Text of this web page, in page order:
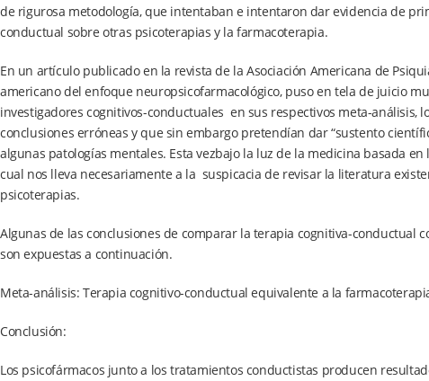
de rigurosa metodología, que intentaban e intentaron dar evidencia de
conductual sobre otras psicoterapias y la farmacoterapia.
En un artículo publicado en la revista de la Asociación Americana de
americano del enfoque neuropsicofarmacológico, puso en tela de juicio
investigadores cognitivos-conductuales en sus respectivos meta-análisis,
conclusiones erróneas y que sin embargo pretendían dar “sustento
algunas patologías mentales. Esta vezbajo la luz de la medicina basada
cual nos lleva necesariamente a la suspicacia de revisar la literatura
psicoterapias.
Algunas de las conclusiones de comparar la terapia cognitiva-conductual
son expuestas a continuación.
Meta-análisis: Terapia cognitivo-conductual equivalente a la
Conclusión:
Los psicofármacos junto a los tratamientos conductistas producen